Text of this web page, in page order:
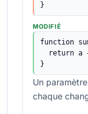
}
MODIFIÉ
function
}
Un
chaque